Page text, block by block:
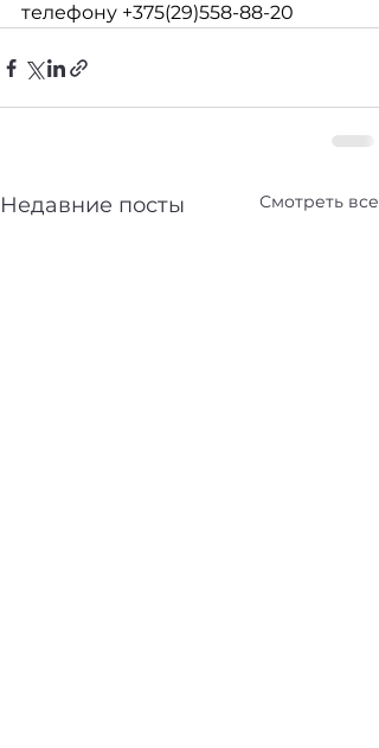
телефону +375(29)558-88-20
Недавние посты Смотреть все